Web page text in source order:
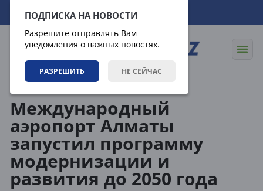
ПОДПИСКА НА НОВОСТИ
Разрешите отправлять Вам
уведомления о важных новостях.
РАЗРЕШИТЬ НЕ СЕЙЧАС
06.08.2026 16:29:44
Международный
аэропорт Алматы
запустил программу
модернизации и
развития до 2050 года